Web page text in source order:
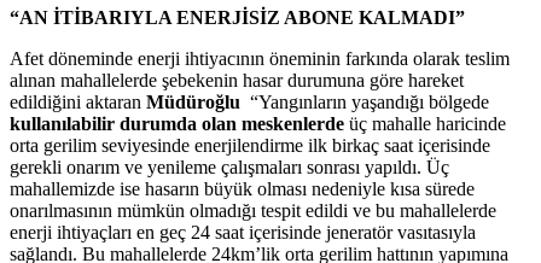
“AN İTİBARIYLA ENERJİSİZ ABONE KALMADI”
Afet döneminde enerji ihtiyacının öneminin farkında olarak teslim
alınan mahallelerde şebekenin hasar durumuna göre hareket
edildiğini aktaran Müdüroğlu “Yangınların yaşandığı bölgede
kullanılabilir durumda olan meskenlerde üç mahalle haricinde
orta gerilim seviyesinde enerjilendirme ilk birkaç saat içerisinde
gerekli onarım ve yenileme çalışmaları sonrası yapıldı. Üç
mahallemizde ise hasarın büyük olması nedeniyle kısa sürede
onarılmasının mümkün olmadığı tespit edildi ve bu mahallelerde
enerji ihtiyaçları en geç 24 saat içerisinde jeneratör vasıtasıyla
sağlandı. Bu mahallelerde 24km’lik orta gerilim hattının yapımına